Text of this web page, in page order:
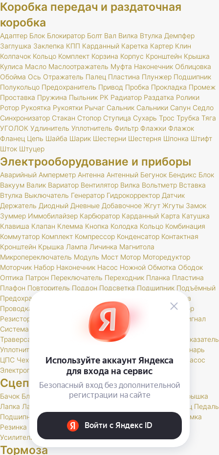
Коробка передач и раздаточная
коробка
Адаптер Блок Блокиратор Болт Вал Вилка Втулка Демпфер
Заглушка Заклепка КПП Карданный Каретка Картер Клин
Колпачок Кольцо Комплект Корзина Корпус Кронштейн Крышка
Кулиса Масло Маслоотражатель Муфта Наконечник Облицовка
Обойма Ось Отражатель Палец Пластина Плунжер Подшипник
Полукольцо Предохранитель Привод Пробка Прокладка Промеж
Проставка Пружина Пыльник РК Радиатор Раздатка Ролики
Ротор Рукоятка Рукоятки Рычаг Сальник Сальники Сапун Седло
Синхронизатор Стакан Стопор Ступица Сухарь Трос Трубка Тяга
УГОЛОК Удлинитель Уплотнитель Фильтр Флажки Флажок
Фланец Цепь Шайба Шарик Шестерни Шестерня Шпонка Штифт
Шток Штуцер
Электрооборудование и приборы
Аварийный Амперметр Антенна Антенный Бегунок Бендикс Блок
Вакуум Валик Вариатор Вентилятор Вилка Вольтметр Вставка
Втулка Выключатель Генератор Гидрокорректор Датчик
Держатель Диодный Дневные Добавочное Жгут Жгуты Замок
Зуммер Иммобилайзер Карбюратор Карданный Карта Катушка
Клавиша Клапан Клемма Кнопка Колодка Кольцо Комбинация
Коммутатор Комплект Компрессор Конденсатор Контактная
Кронштейн Крышка Лампа Личинка Магнитола
Микропереключатель Модуль Мост Мотор Моторедуктор
Моторчик Набор Наконечник Насос Ножной Обмотка Ободок
Оптика Патрон Переключатель Переходник Планка Пластина
Плафон Повторитель Поддон Подсветка Подшипник Подъёмный
Предохранитель
Провода
Проводка
Пыльник РК
Регулятор
Резистор
Решетка Розетка
Сигнал
Система
Соединитель Спидометр
Траверса
Транспондер Трос
Указатель
Уплотнитель
Фонарь
ЦПС Чехол Шкив Щетка Щеточный Щиток Электробензонасос
Электропривод
Якорь
Сцепление
Бачок Блок Втулка Диск Картер Корзина
Крышка
Лапка Лапки Палец Педаль
Подшипник
Поршень Раб
Рамка
Резинка
Скоба Сцепление Толкатель Трубка
Усилитель
Цилиндр
Тормоза